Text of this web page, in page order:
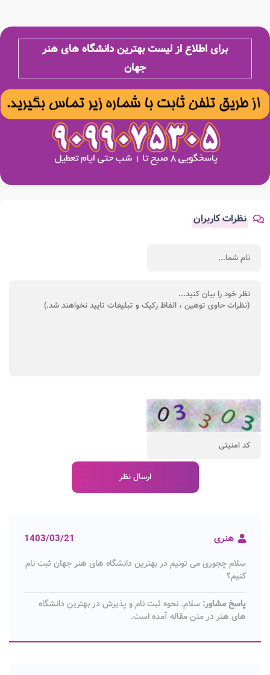
برای اطلاع از لیست بهترین دانشگاه های هنر
جهان
نظرات کاربران
هنری 1403/03/21
سلام چجوری می تونیم در بهترین دانشگاه های هنر جهان ثبت نام
کنیم؟
پاسخ مشاور: سلام. نحوه ثبت نام و پذیرش در بهترین دانشگاه
های هنر در متن مقاله آمده است.